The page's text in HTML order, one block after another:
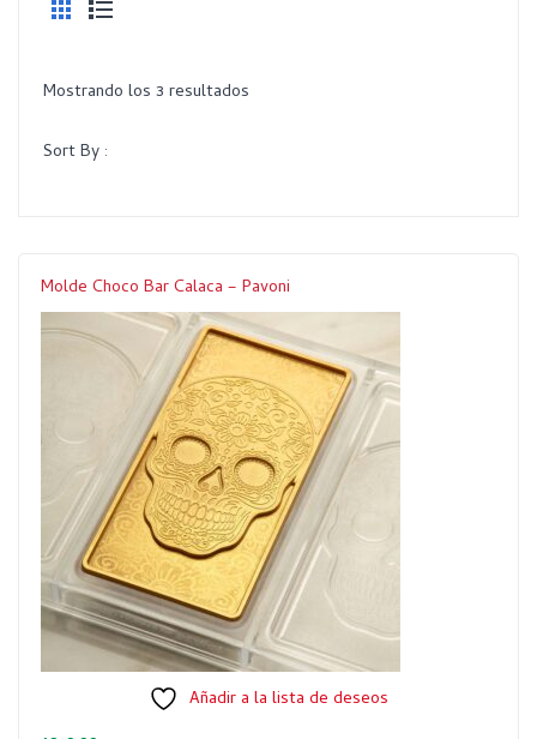
Mostrando los 3 resultados
Sort By :
Molde Choco Bar Calaca – Pavoni
Añadir a la lista de deseos